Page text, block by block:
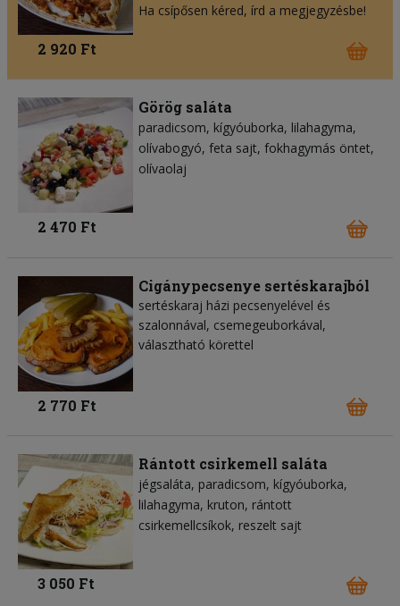
Ha csípősen kéred, írd a megjegyzésbe!
2 920 Ft
Görög saláta
paradicsom kígyóuborka lilahagyma
olívabogyó feta sajt fokhagymás öntet
olívaolaj
2 470 Ft
Cigánypecsenye sertéskarajból
sertéskaraj házi pecsenyelével és
szalonnával, csemegeuborkával,
választható körettel
2 770 Ft
Rántott csirkemell saláta
jégsaláta paradicsom kígyóuborka
lilahagyma kruton rántott
csirkemellcsíkok reszelt sajt
3 050 Ft